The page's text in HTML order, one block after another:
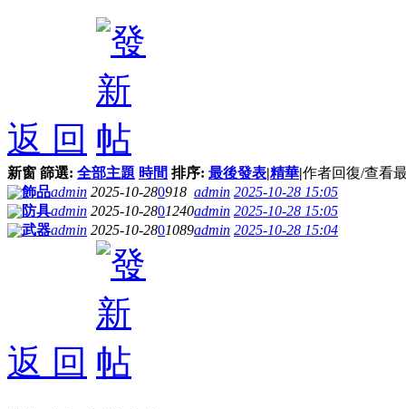
返 回
新窗 篩選: 全部主題 時間 排序: 最後發表|精華|作者回復/查看
飾品admin 2025-10-280918 admin 2025-10-28 15:05
防具admin 2025-10-2801240admin 2025-10-28 15:05
武器admin 2025-10-2801089admin 2025-10-28 15:04
返 回